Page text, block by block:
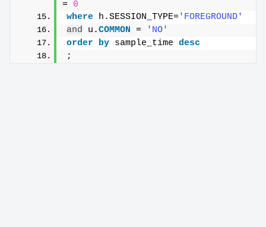
= 0
where h.SESSION_TYPE='FOREGROUND'
and u.COMMON =
'NO'
order by sample_time desc
;